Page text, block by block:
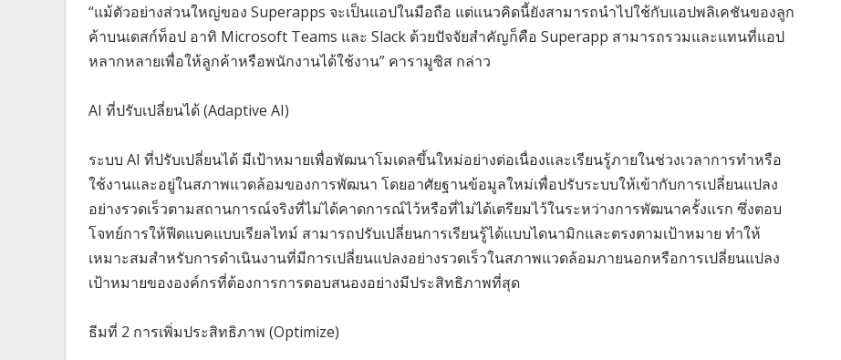
“แม้ตัวอย่างส่วนใหญ่ของ Superapps จะเป็นแอปในมือถือ แต่แนวคิดนี้ยังสามารถนำไปใช้กับแอปพลิเคชันของลูก
ค้าบนเดสก์ท็อป อาทิ Microsoft Teams และ Slack ด้วยปัจจัยสำคัญก็คือ Superapp สามารถรวมและแทนที่แอป
หลากหลายเพื่อให้ลูกค้าหรือพนักงานได้ใช้งาน” คารามูซิส กล่าว
AI ที่ปรับเปลี่ยนได้ (Adaptive AI)
ระบบ AI ที่ปรับเปลี่ยนได้ มีเป้าหมายเพื่อพัฒนาโมเดลขึ้นใหม่อย่างต่อเนื่องและเรียนรู้ภายในช่วงเวลาการทำหรือ
ใช้งานและอยู่ในสภาพแวดล้อมของการพัฒนา โดยอาศัยฐานข้อมูลใหม่เพื่อปรับระบบให้เข้ากับการเปลี่ยนแปลง
อย่างรวดเร็วตามสถานการณ์จริงที่ไม่ได้คาดการณ์ไว้หรือที่ไม่ได้เตรียมไว้ในระหว่างการพัฒนาครั้งแรก ซึ่งตอบ
โจทย์การให้ฟีดแบคแบบเรียลไทม์ สามารถปรับเปลี่ยนการเรียนรู้ได้แบบไดนามิกและตรงตามเป้าหมาย ทำให้
เหมาะสมสำหรับการดำเนินงานที่มีการเปลี่ยนแปลงอย่างรวดเร็วในสภาพแวดล้อมภายนอกหรือการเปลี่ยนแปลง
เป้าหมายขององค์กรที่ต้องการการตอบสนองอย่างมีประสิทธิภาพที่สุด
ธีมที่ 2 การเพิ่มประสิทธิภาพ (Optimize)